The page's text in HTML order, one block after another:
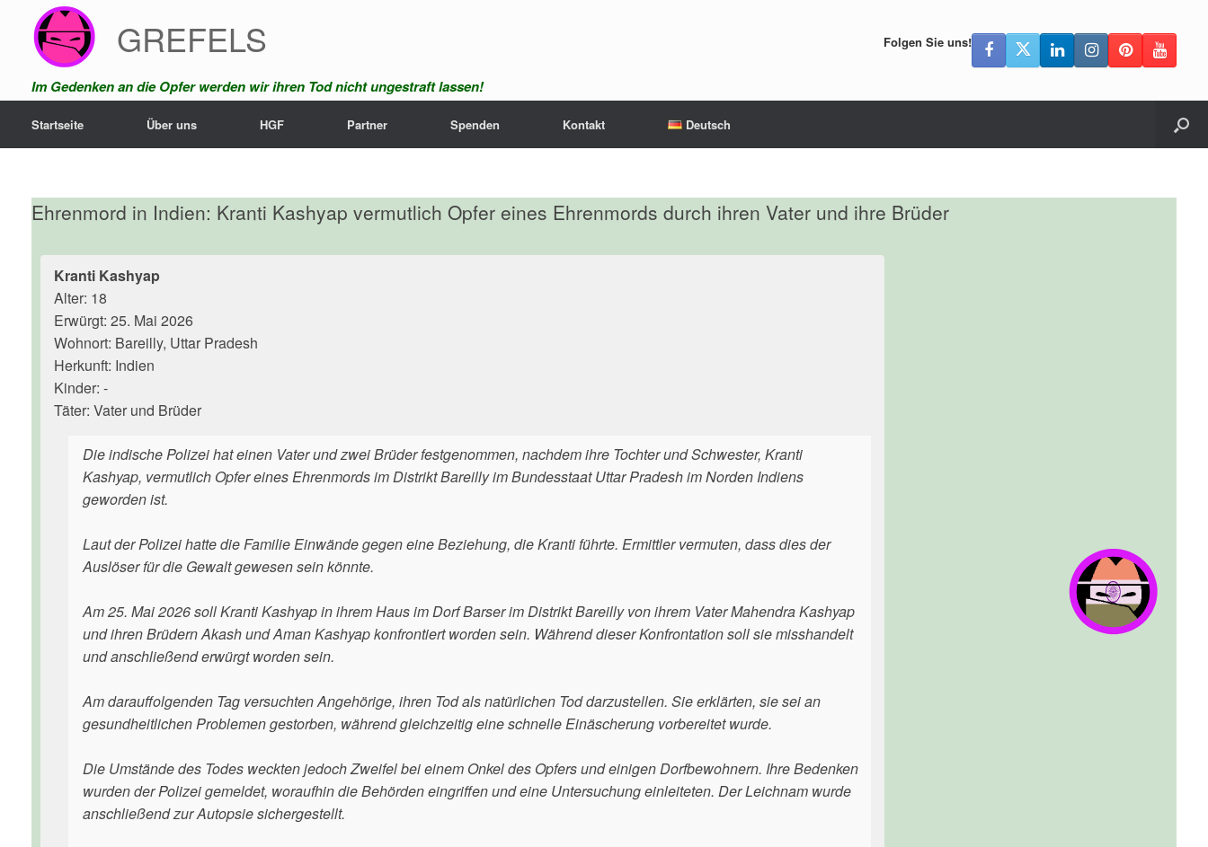
springen
GREFELS
Im Gedenken an die Opfer werden wir ihren Tod nicht ungestraft lassen!
Folgen Sie uns!
Startseite Über uns HGF Partner Spenden Kontakt Deutsch
Ehrenmord in Indien: Kranti Kashyap vermutlich Opfer eines Ehrenmords durch ihren Vater und ihre Brüder
Kranti Kashyap
Alter: 18
Erwürgt: 25. Mai 2026
Wohnort: Bareilly, Uttar Pradesh
Herkunft: Indien
Kinder: -
Täter: Vater und Brüder
Die indische Polizei hat einen Vater und zwei Brüder festgenommen, nachdem ihre Tochter und Schwester, Kranti
Kashyap, vermutlich Opfer eines Ehrenmords im Distrikt Bareilly im Bundesstaat Uttar Pradesh im Norden Indiens
geworden ist.
Laut der Polizei hatte die Familie Einwände gegen eine Beziehung, die Kranti führte. Ermittler vermuten, dass dies der
Auslöser für die Gewalt gewesen sein könnte.
Am 25. Mai 2026 soll Kranti Kashyap in ihrem Haus im Dorf Barser im Distrikt Bareilly von ihrem Vater Mahendra Kashyap
und ihren Brüdern Akash und Aman Kashyap konfrontiert worden sein. Während dieser Konfrontation soll sie misshandelt
und anschließend erwürgt worden sein.
Am darauffolgenden Tag versuchten Angehörige, ihren Tod als natürlichen Tod darzustellen. Sie erklärten, sie sei an
gesundheitlichen Problemen gestorben, während gleichzeitig eine schnelle Einäscherung vorbereitet wurde.
Die Umstände des Todes weckten jedoch Zweifel bei einem Onkel des Opfers und einigen Dorfbewohnern. Ihre Bedenken
wurden der Polizei gemeldet, woraufhin die Behörden eingriffen und eine Untersuchung einleiteten. Der Leichnam wurde
anschließend zur Autopsie sichergestellt.